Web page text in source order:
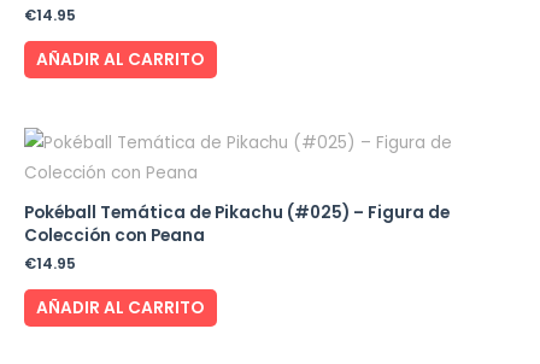
€14.95
AÑADIR AL CARRITO
Pokéball Temática de Pikachu (#025) – Figura de
Colección con Peana
€14.95
AÑADIR AL CARRITO